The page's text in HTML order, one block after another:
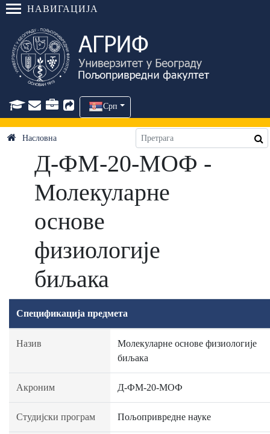
НАВИГАЦИЈА
Срп
Насловна
Д-ФМ-20-МОФ -
Молекуларне
основе
физиологије
биљака
Спецификација предмета
Назив
Молекуларне основе физиологије
биљака
Акроним Д-ФМ-20-МОФ
Студијски програм Пољопривредне науке